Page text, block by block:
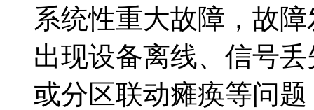
系统性重大故障，故
出现设备离线、信号
或分区联动瘫痪等问